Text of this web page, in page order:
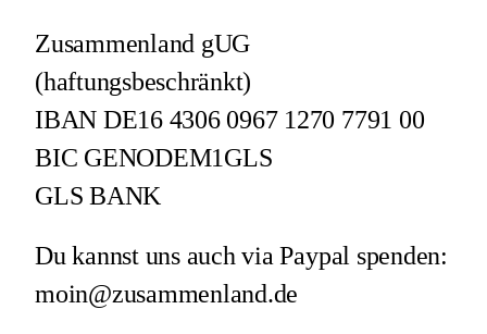
Zusammenland gUG
(haftungsbeschränkt)
IBAN DE16 4306 0967 1270 7791 00
BIC GENODEM1GLS
GLS BANK
Du kannst uns auch via Paypal spenden:
moin@zusammenland.de